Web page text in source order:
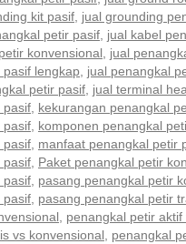
kit pasif, jual grounding
petir pasif, jual kabel
konvensional, jual
lengkap, jual penangkal
petir pasif, jual terminal
pasif, kekurangan penangkal
pasif, komponen penangkal
pasif, manfaat penangkal petir
pasif, Paket penangkal petir
pasif, pasang penangkal petir
pasif, pasang penangkal petir
, penangkal petir aktif
vs konvensional, penangkal